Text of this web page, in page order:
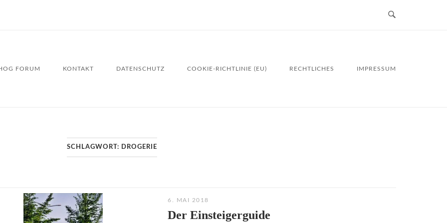
FORUM KONTAKT DATENSCHUTZ COOKIE-RICHTLINIE (EU) RECHTLICHES IMPRESSUM
SCHLAGWORT: DROGERIE
6. MAI 2018
Der Einsteigerguide